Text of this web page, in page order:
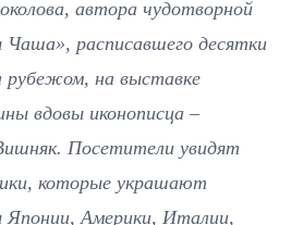
автора чудотворной
Чаша», расписавшего десятки
рубежом, на выставке
вдовы иконописца –
Посетители увидят
которые украшают
Японии, Америки, Италии,